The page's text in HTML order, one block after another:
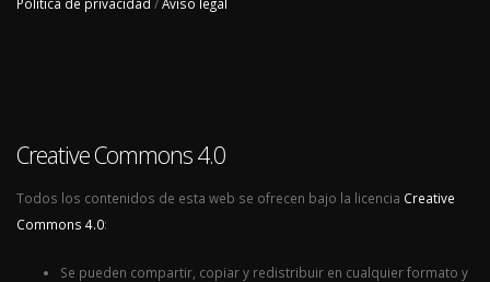
Creative Commons 4.0
Todos los contenidos de esta web se ofrecen bajo la licencia Creative
Commons 4.0:
Se pueden compartir, copiar y redistribuir en cualquier formato y